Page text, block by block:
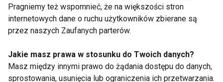
Joga, pilates i
Wellbeing jako benefit.
Pragniemy też wspomnieć, że na większości stron
internetowych dane o ruchu użytkowników zbierane są
przez naszych Zaufanych parterów.
Jakie masz prawa w stosunku do Twoich danych?
Masz między innymi prawo do żądania dostępu do danych,
sprostowania, usunięcia lub ograniczenia ich przetwarzania.